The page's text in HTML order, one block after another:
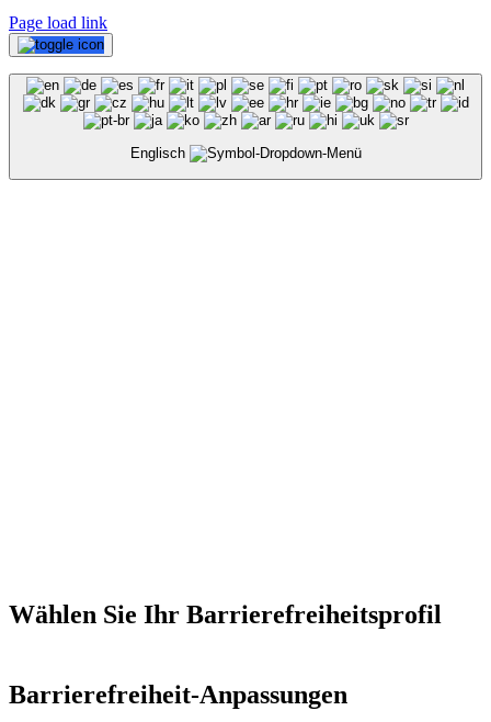
Page load link
Englisch
Barrierefreiheit-Anpassungen
Wählen Sie Ihr Barrierefreiheitsprofil